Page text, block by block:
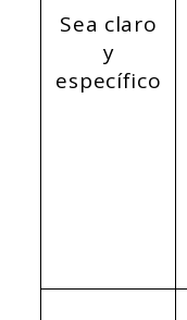
Sea claro
y
específico